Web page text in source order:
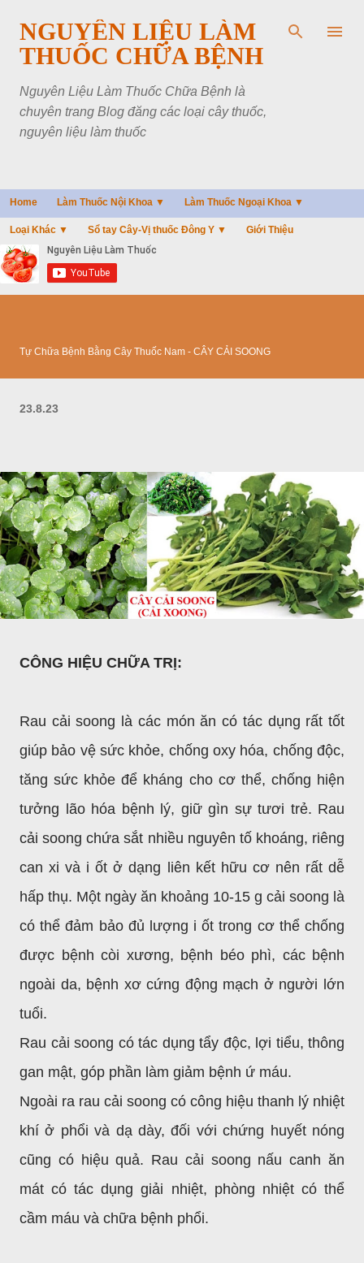
Chuyển đến nội dung chính
NGUYÊN LIỆU LÀM
THUỐC CHỮA BỆNH
Nguyên Liệu Làm Thuốc Chữa Bệnh là
chuyên trang Blog đăng các loại cây thuốc,
nguyên liệu làm thuốc
Home Làm Thuốc Nội Khoa ▼ Làm Thuốc Ngoại Khoa ▼
Loại Khác ▼ Sổ tay Cây-Vị thuốc Đông Y ▼ Giới Thiệu
Tự Chữa Bệnh Bằng Cây Thuốc Nam - CÂY CẢI SOONG
23.8.23
CÔNG HIỆU CHỮA TRỊ:
Rau cải soong là các món ăn có tác dụng rất tốt
giúp bảo vệ sức khỏe, chống oxy hóa, chống độc,
tăng sức khỏe để kháng cho cơ thể, chống hiện
tưởng lão hóa bệnh lý, giữ gìn sự tươi trẻ. Rau
cải soong chứa sắt nhiều nguyên tố khoáng, riêng
can xi và i ốt ở dạng liên kết hữu cơ nên rất dễ
hấp thụ. Một ngày ăn khoảng 10-15 g cải soong là
có thể đảm bảo đủ lượng i ốt trong cơ thể chống
được bệnh còi xương, bệnh béo phì, các bệnh
ngoài da, bệnh xơ cứng động mạch ở người lớn
tuổi.
Rau cải soong có tác dụng tẩy độc, lợi tiểu, thông
gan mật, góp phần làm giảm bệnh ứ máu.
Ngoài ra rau cải soong có công hiệu thanh lý nhiệt
khí ở phổi và dạ dày, đối với chứng huyết nóng
cũng có hiệu quả. Rau cải soong nấu canh ăn
mát có tác dụng giải nhiệt, phòng nhiệt có thể
cầm máu và chữa bệnh phổi.